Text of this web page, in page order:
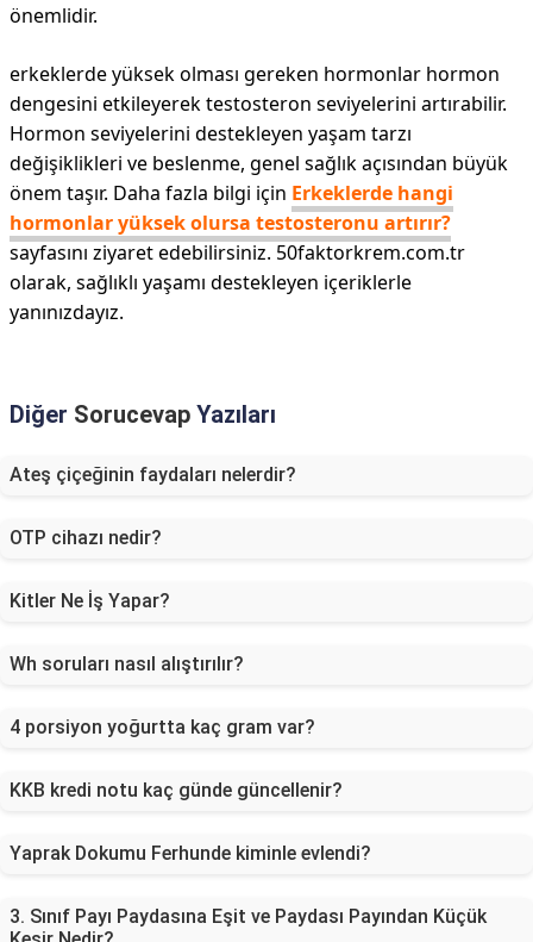
önemlidir.
erkeklerde yüksek olması gereken hormonlar hormon
dengesini etkileyerek testosteron seviyelerini artırabilir.
Hormon seviyelerini destekleyen yaşam tarzı
değişiklikleri ve beslenme, genel sağlık açısından büyük
önem taşır. Daha fazla bilgi için Erkeklerde hangi
hormonlar yüksek olursa testosteronu artırır?
sayfasını ziyaret edebilirsiniz. 50faktorkrem.com.tr
olarak, sağlıklı yaşamı destekleyen içeriklerle
yanınızdayız.
Diğer Sorucevap Yazıları
Ateş çiçeğinin faydaları nelerdir?
OTP cihazı nedir?
Kitler Ne İş Yapar?
Wh soruları nasıl alıştırılır?
4 porsiyon yoğurtta kaç gram var?
KKB kredi notu kaç günde güncellenir?
Yaprak Dokumu Ferhunde kiminle evlendi?
3. Sınıf Payı Paydasına Eşit ve Paydası Payından Küçük